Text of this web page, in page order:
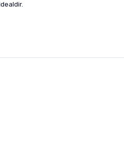
kazanın! Sorularınız için